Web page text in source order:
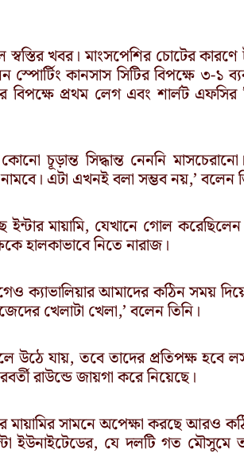
স্বস্তির খবর। মাংসপেশির চোটের কারণে
স্পোর্টিং কানসাস সিটির বিপক্ষে ৩-১
বিপক্ষে প্রথম লেগ এবং শার্লট এফসির
চূড়ান্ত সিদ্ধান্ত নেননি
এটা এখনই বলা সম্ভব নয়,’ বলেন
মায়ামি, যেখানে গোল
হালকাভাবে নিতে নারাজ।
ক্যাভালিয়ার আমাদের কঠিন সময়
খেলাটা খেলা,’ বলেন তিনি।
উঠে যায়, তবে তাদের প্রতিপক্ষ হবে
রাউন্ডে জায়গা করে নিয়েছে।
মায়ামির সামনে অপেক্ষা করছে আরও
ইউনাইটেডের, যে দলটি গত মৌসুমে